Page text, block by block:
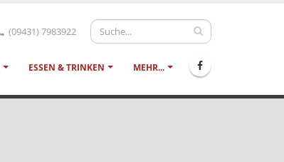
(09431) 7983922
ESSEN & TRINKEN MEHR...